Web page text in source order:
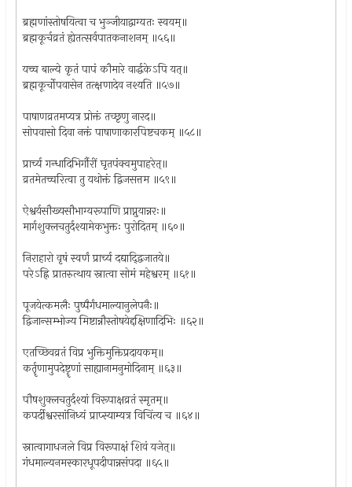
ब्रह्मणांस्तोषयित्वा च भुञ्जीयाद्वाग्यतः स्वयम्॥
ब्रह्मकूर्चव्रतं ह्येतत्सर्वपातकनाशनम् ॥५६॥
यच्च बाल्ये कृतं पापं कौमारे वार्द्धकेऽपि यत्॥
ब्रह्मकूर्चोपवासेन तत्क्षणादेव नश्यति ॥५७॥
पाषाणव्रतमप्यत्र प्रोक्तं तच्छृणु नारद॥
सोपवासो दिवा नक्तं पाषाणाकारपिष्टचकम् ॥५८॥
प्रार्च्य गन्धादिभिर्गौरीं घृतपंक्वमुपाहरेत्॥
व्रतमेतच्चरित्वा तु यथोक्तं द्विजसत्तम ॥५९॥
ऐश्वर्यसौख्यसौभाग्यरूपाणि प्राप्नुयान्नरः॥
मार्गशुक्लचतुर्दश्यामेकभुक्तः पुरोदितम् ॥६०॥
निराहारो वृषं स्वर्णं प्रार्च्य दद्याद्द्विजातये॥
परेऽह्नि प्रातरुत्थाय स्नात्वा सोमं महेश्वरम् ॥६१॥
पूजयेत्कमलैः पुष्पैर्गंधमाल्यानुलेपनैः॥
द्विजान्सम्भोज्य मिष्टान्नौस्तोषयेद्दक्षिणादिभिः ॥६२॥
एतच्छिवव्रतं विप्र भुक्तिमुक्तिप्रदायकम्॥
कर्तॄणामुपदेष्टॄणां साह्यानामनुमोदिनाम् ॥६३॥
पौषशुक्लचतुर्दश्यां विरूपाक्षव्रतं स्मृतम्॥
कपर्दीश्वरसांनिध्यं प्राप्स्याम्यत्र विचिंत्य च ॥६४॥
स्नात्वागाधजले विप्र विरूपाक्षं शिवं यजेत्॥
गंधमाल्यनमस्कारधूपदीपान्नसंपदा ॥६५॥